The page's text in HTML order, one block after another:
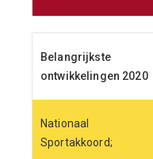
Belangrijkste
ontwikkelingen 2020
Nationaal
Sportakkoord;